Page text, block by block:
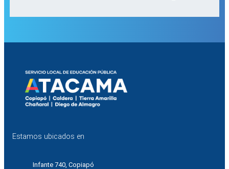
Estamos ubicados en
Infante 740, Copiapó